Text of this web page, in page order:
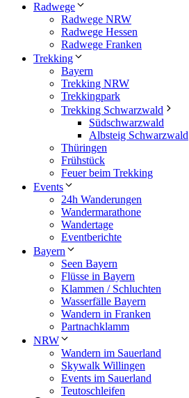
Radwege
Radwege NRW
Radwege Hessen
Radwege Franken
Trekking
Bayern
Trekking NRW
Trekkingpark
Trekking Schwarzwald
Südschwarzwald
Albsteig Schwarzwald
Thüringen
Frühstück
Feuer beim Trekking
Events
24h Wanderungen
Wandermarathone
Wandertage
Eventberichte
Bayern
Seen Bayern
Flüsse in Bayern
Klammen / Schluchten
Wasserfälle Bayern
Wandern in Franken
Partnachklamm
NRW
Wandern im Sauerland
Skywalk Willingen
Events im Sauerland
Teutoschleifen